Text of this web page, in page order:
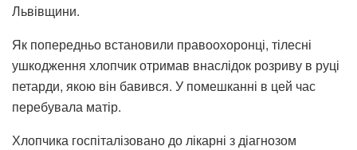
Львівщини.
Як попередньо встановили правоохоронці, тілесні
ушкодження хлопчик отримав внаслідок розриву в руці
петарди, якою він бавився. У помешканні в цей час
перебувала матір.
Хлопчика госпіталізовано до лікарні з діагнозом